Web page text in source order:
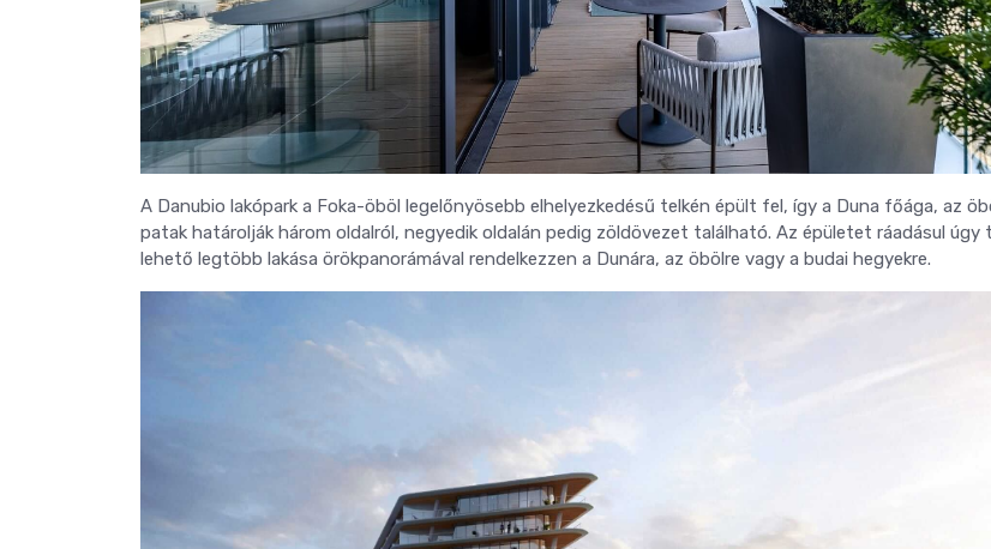
A Danubio lakópark a Foka-öböl legelőnyösebb elhelyezkedésű telkén épült fel, így a Duna főága, az
patak határolják három oldalról, negyedik oldalán pedig zöldövezet található. Az épületet ráadásul úgy
lehető legtöbb lakása örökpanorámával rendelkezzen a Dunára, az öbölre vagy a budai hegyekre.